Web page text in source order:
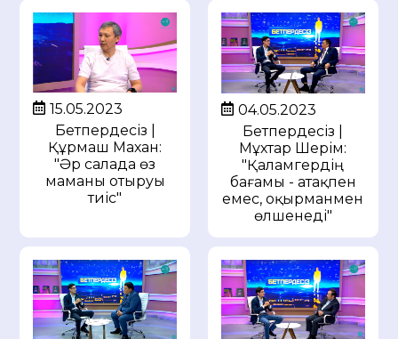
15.05.2023
Бетпердесіз |
Құрмаш Махан:
"Әр салада өз
маманы отыруы
тиіс"
04.05.2023
Бетпердесіз |
Мұхтар Шерім:
"Қаламгердің
бағамы - атақпен
емес, оқырманмен
өлшенеді"